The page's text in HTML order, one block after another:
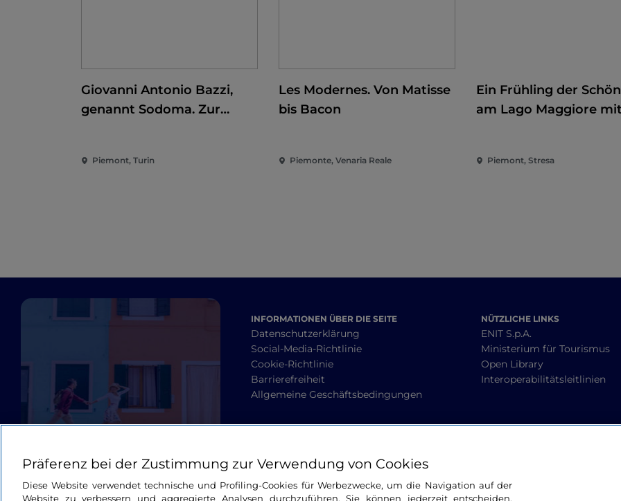
Giovanni Antonio Bazzi,
genannt Sodoma. Zur
Piemont, Turin
Les Modernes. Von Matisse
bis Bacon
Piemonte, Venaria Reale
Ein Frühling der
am Lago Maggiore
der Villa Taranto
Piemont, Stresa
INFORMATIONEN ÜBER DIE SEITE
Datenschutzerklärung
Social-Media-Richtlinie
Cookie-Richtlinie
Barrierefreiheit
Allgemeine Geschäftsbedingungen
NÜTZLICHE LINKS
ENIT S.p.A.
Ministerium für Tourismus
Open Library
Interoperabilitätsleitlinien
Präferenz bei der Zustimmung zur Verwendung von Cookies
Diese Website verwendet technische und Profiling-Cookies für Werbezwecke, um die Navigation auf der
Website zu verbessern und aggregierte Analysen durchzuführen. Sie können jederzeit entscheiden,